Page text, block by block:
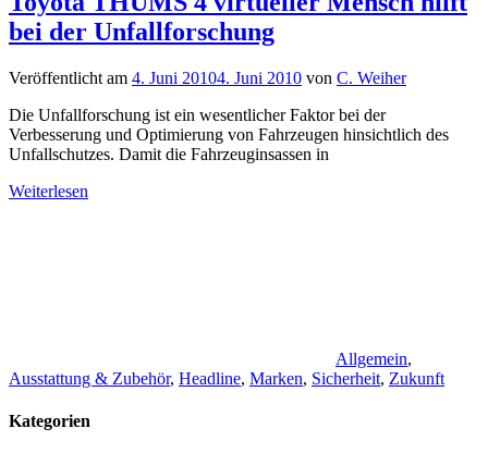
bei der Unfallforschung
Veröffentlicht am 4. Juni 20104. Juni 2010 von C. Weiher
Die Unfallforschung ist ein wesentlicher Faktor bei der
Verbesserung und Optimierung von Fahrzeugen hinsichtlich des
Unfallschutzes. Damit die Fahrzeuginsassen in
Weiterlesen
Allgemein,
Ausstattung & Zubehör, Headline, Marken, Sicherheit, Zukunft
Kategorien